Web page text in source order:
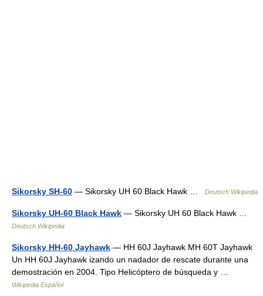
Sikorsky SH-60 — Sikorsky UH 60 Black Hawk … Deutsch Wikipedia
Sikorsky UH-60 Black Hawk — Sikorsky UH 60 Black Hawk …
Deutsch Wikipedia
Sikorsky HH-60 Jayhawk — HH 60J Jayhawk MH 60T Jayhawk
Un HH 60J Jayhawk izando un nadador de rescate durante una
demostración en 2004. Tipo Helicóptero de búsqueda y …
Wikipedia Español